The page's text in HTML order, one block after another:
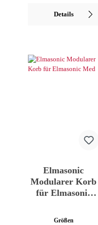
Details
Elmasonic
Modularer Korb
für Elmasonic
Größen